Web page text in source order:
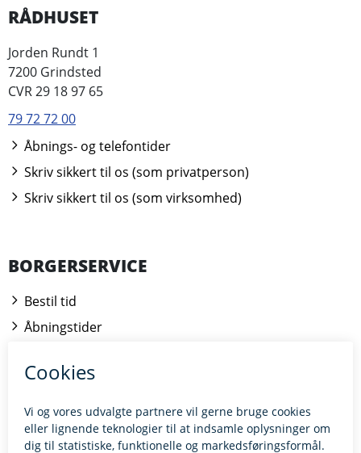
RÅDHUSET
Jorden Rundt 1
7200 Grindsted
CVR 29 18 97 65
79 72 72 00
Åbnings- og telefontider
Skriv sikkert til os (som privatperson)
Skriv sikkert til os (som virksomhed)
BORGERSERVICE
Bestil tid
Åbningstider
Kontakt borgerrådgiveren
BILLUND.DK